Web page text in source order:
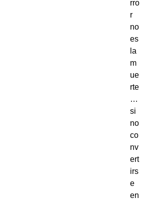
rro
r
no
es
la
m
ue
rte
…
si
no
co
nv
ert
irs
e
en